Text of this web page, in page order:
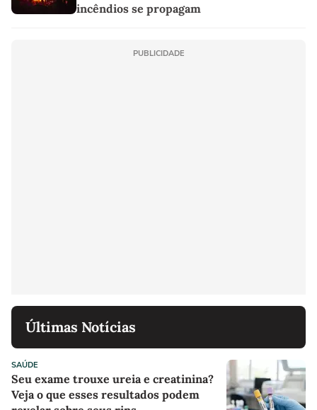
incêndios se propagam
PUBLICIDADE
Últimas Notícias
SAÚDE
Seu exame trouxe ureia e creatinina?
Veja o que esses resultados podem